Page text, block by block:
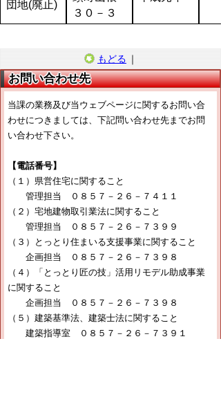
団地(廃止)
３０－３
もどる ｜
お問い合わせ先
当課の業務及び当ウェブページに関するお問い合
わせにつきましては、下記問い合わせ先までお問
い合わせ下さい。
【電話番号】
（１）県営住宅に関すること
管理担当 ０８５７－２６－７４１１
（２）宅地建物取引業法に関すること
管理担当 ０８５７－２６－７３９９
（３）とっとり住まいる支援事業に関すること
企画担当 ０８５７－２６－７３９８
（４）「とっとり匠の技」活用リモデル助成事業
に関すること
企画担当 ０８５７－２６－７３９８
（５）建築基準法、建築士法に関すること
建築指導室 ０８５７－２６－７３９１